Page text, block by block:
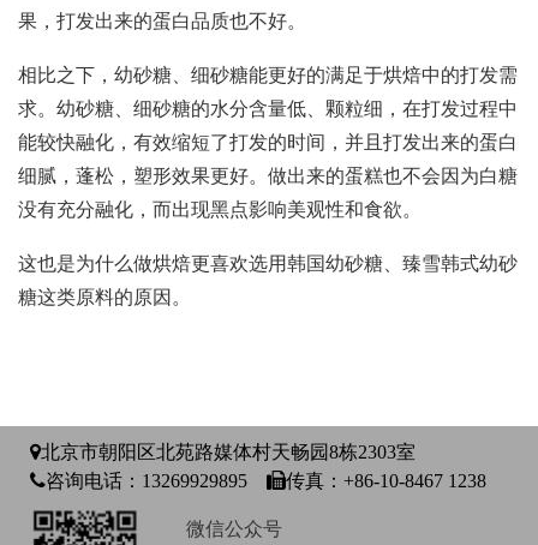
果，打发出来的蛋白品质也不好。
相比之下，幼砂糖、细砂糖能更好的满足于烘焙中的打发需
求。幼砂糖、细砂糖的水分含量低、颗粒细，在打发过程中
能较快融化，有效缩短了打发的时间，并且打发出来的蛋白
细腻，蓬松，塑形效果更好。做出来的蛋糕也不会因为白糖
没有充分融化，而出现黑点影响美观性和食欲。
这也是为什么做烘焙更喜欢选用韩国幼砂糖、臻雪韩式幼砂
糖这类原料的原因。
北京市朝阳区北苑路媒体村天畅园8栋2303室
咨询电话：13269929895
传真：+86-10-8467 1238
微信公众号